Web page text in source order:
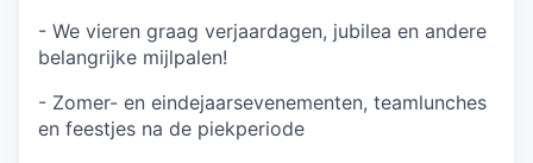
- We vieren graag verjaardagen, jubilea en andere
belangrijke mijlpalen!
- Zomer- en eindejaarsevenementen, teamlunches
en feestjes na de piekperiode